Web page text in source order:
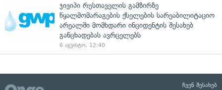
ჯივიპი რუსთაველის გამზირზე
წყალმომარაგების ქსელების სარეაბილიტაციო
არეალში მომხდარი ინციდენტის შესახებ
განცხადებას ავრცელებს
6 აგვისტო, 12:40
ჩვენ შესახებ